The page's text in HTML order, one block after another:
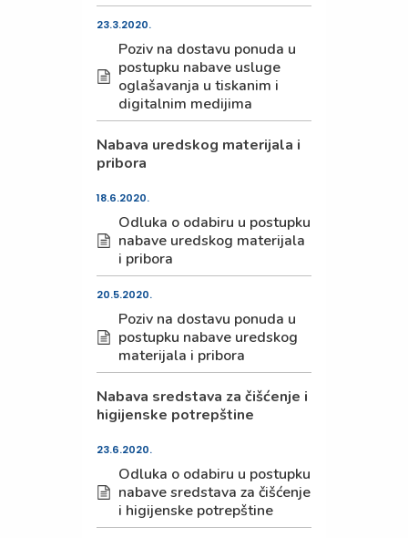
23.3.2020.
Poziv na dostavu ponuda u
postupku nabave usluge
oglašavanja u tiskanim i
digitalnim medijima
Nabava uredskog materijala i
pribora
18.6.2020.
Odluka o odabiru u postupku
nabave uredskog materijala
i pribora
20.5.2020.
Poziv na dostavu ponuda u
postupku nabave uredskog
materijala i pribora
Nabava sredstava za čišćenje i
higijenske potrepštine
23.6.2020.
Odluka o odabiru u postupku
nabave sredstava za čišćenje
i higijenske potrepštine